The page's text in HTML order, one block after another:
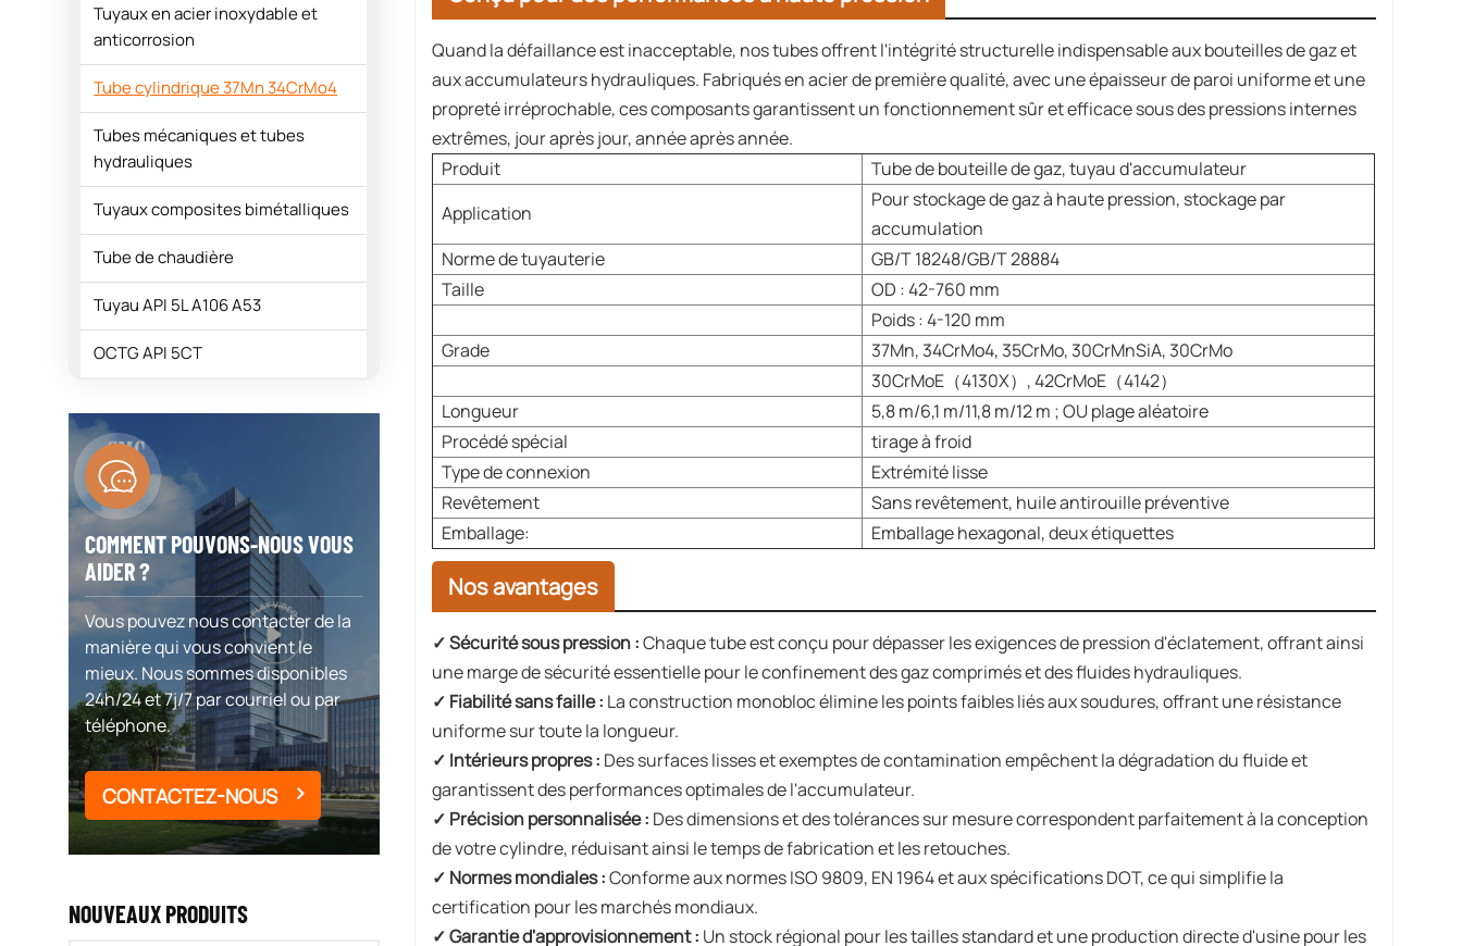
Tuyaux en acier inoxydable et
anticorrosion
Tube cylindrique 37Mn 34CrMo4
Tubes mécaniques et tubes
hydrauliques
Tuyaux composites bimétalliques
Tube de chaudière
Tuyau API 5L A106 A53
OCTG API 5CT
COMMENT POUVONS-NOUS VOUS
AIDER ?
Vous pouvez nous contacter de la
manière qui vous convient le
mieux. Nous sommes disponibles
24h/24 et 7j/7 par courriel ou par
téléphone.
CONTACTEZ-NOUS
NOUVEAUX PRODUITS
Quand la défaillance est inacceptable, nos tubes offrent l'intégrité structurelle indispensable aux bouteilles de gaz et
aux accumulateurs hydrauliques. Fabriqués en acier de première qualité, avec une épaisseur de paroi uniforme et une
propreté irréprochable, ces composants garantissent un fonctionnement sûr et efficace sous des pressions internes
extrêmes, jour après jour, année après année.
Produit
Tube de bouteille de gaz, tuyau d'accumulateur
Application
Pourstockage de gaz à haute pression, stockage par
accumulation
Norme de tuyauterie
GB/T 18248/GB/T 28884
Taille
OD :42-760 mm
Poids : 4-120 mm
Grade
37Mn, 34CrMo4, 35CrMo, 30CrMnSiA, 30CrMo
30CrMoE （4130X） ,42CrMoE （4142）
Longueur
5,8 m/6,1 m/11,8 m/12 m ; OU plage aléatoire
Procédé spécial
tirage à froid
Type de connexion
Extrémité lisse
Revêtement
Sans revêtement, huile antirouille préventive
Emballage:
Emballage hexagonal, deux étiquettes
Nos avantages
✓ Sécurité sous pression :Chaque tube est conçu pour dépasser les exigences de pression d'éclatement, offrant ainsi
une marge de sécurité essentielle pour le confinement des gaz comprimés et des fluides hydrauliques.
✓ Fiabilité sans faille : La construction monobloc élimine les points faibles liés aux soudures, offrant une résistance
uniforme sur toute la longueur.
✓ Intérieurs propres : Des surfaces lisses et exemptes de contamination empêchent la dégradation du fluide et
garantissent des performances optimales de l'accumulateur.
✓ Précision personnalisée : Des dimensions et des tolérances sur mesure correspondent parfaitement à la conception
de votre cylindre, réduisant ainsi le temps de fabrication et les retouches.
✓ Normes mondiales :Conforme aux normes ISO 9809, EN 1964 et aux spécifications DOT, ce qui simplifie la
certification pour les marchés mondiaux.
✓ Garantie d'approvisionnement : Un stock régional pour les tailles standard et une production directe d'usine pour les